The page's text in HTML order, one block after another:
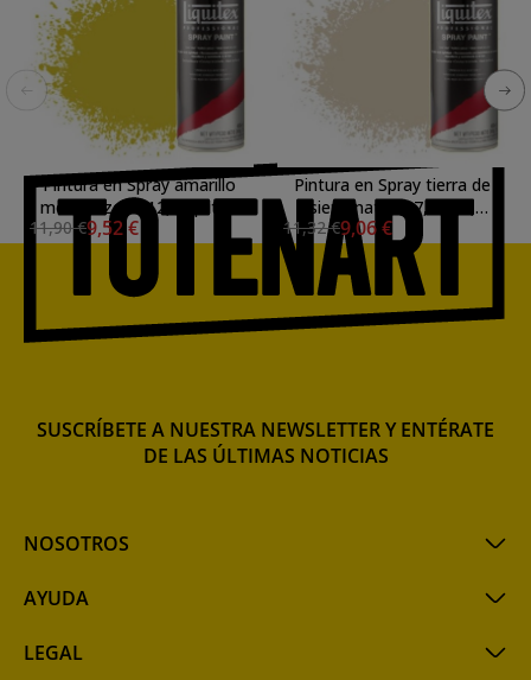
Pintura en Spray amarillo
medio azo 0412, Liquitex
acrílico, 400 ml.
11,90 €9,52 €
Pintura en Spray tierra de
siena natural 7, 7330,
Liquitex acrílico, 400 ml.
11,32 €9,06 €
NOSOTROS
AYUDA
LEGAL
SUSCRÍBETE A NUESTRA NEWSLETTER Y ENTÉRATE
DE LAS ÚLTIMAS NOTICIAS